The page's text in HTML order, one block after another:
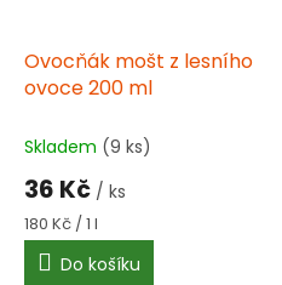
Ovocňák mošt z lesního
ovoce 200 ml
Skladem (9 ks)
36 Kč / ks
Měrná
cena:
180 Kč / 1 l
Do košíku